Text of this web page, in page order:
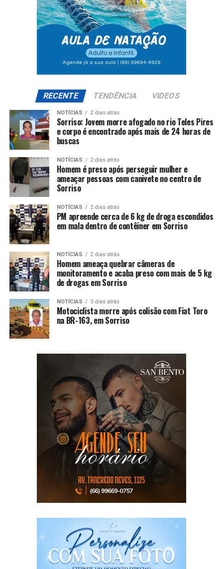
RECENTE TENDÊNCIA VIDEOS
NOTÍCIAS 2 dias atrás
Sorriso: Jovem morre afogado no rio Teles Pires
e corpo é encontrado após mais de 24 horas de
buscas
NOTÍCIAS 2 dias atrás
Homem é preso após perseguir mulher e
ameaçar pessoas com canivete no centro de
Sorriso
NOTÍCIAS 2 dias atrás
PM apreende cerca de 6 kg de droga escondidos
em mala dentro de contêiner em Sorriso
NOTÍCIAS 2 dias atrás
Homem ameaça quebrar câmeras de
monitoramento e acaba preso com mais de 5 kg
de drogas em Sorriso
NOTÍCIAS 3 dias atrás
Motociclista morre após colisão com Fiat Toro
na BR-163, em Sorriso